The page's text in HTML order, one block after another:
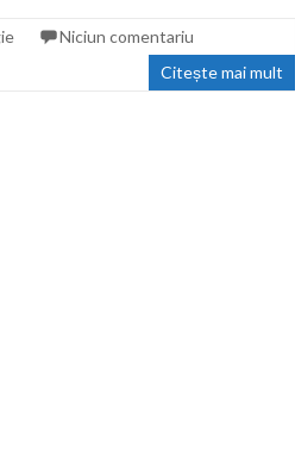
Niciun comentariu
Citește mai mult